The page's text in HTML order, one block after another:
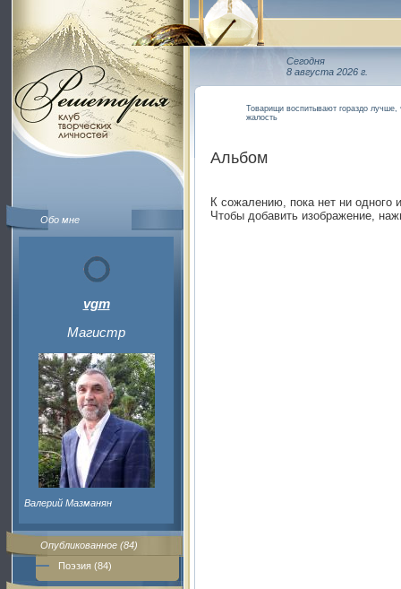
Обо мне
vgm
Магистр
Валерий Мазманян
Опубликованное (84)
Поэзия (84)
Сегодня
8 августа 2026 г.
Товарищи воспитывают гораздо
жалость
Альбом
К сожалению, пока нет ни одного
Чтобы добавить изображение,